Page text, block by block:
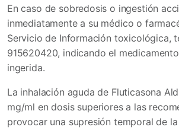
En caso de sobredosis o ingestión
inmediatamente a su médico o
Servicio de Información toxicológica,
915620420, indicando el
ingerida.
La inhalación aguda de Fluticasona
mg/ml en dosis superiores a las
provocar una supresión temporal de